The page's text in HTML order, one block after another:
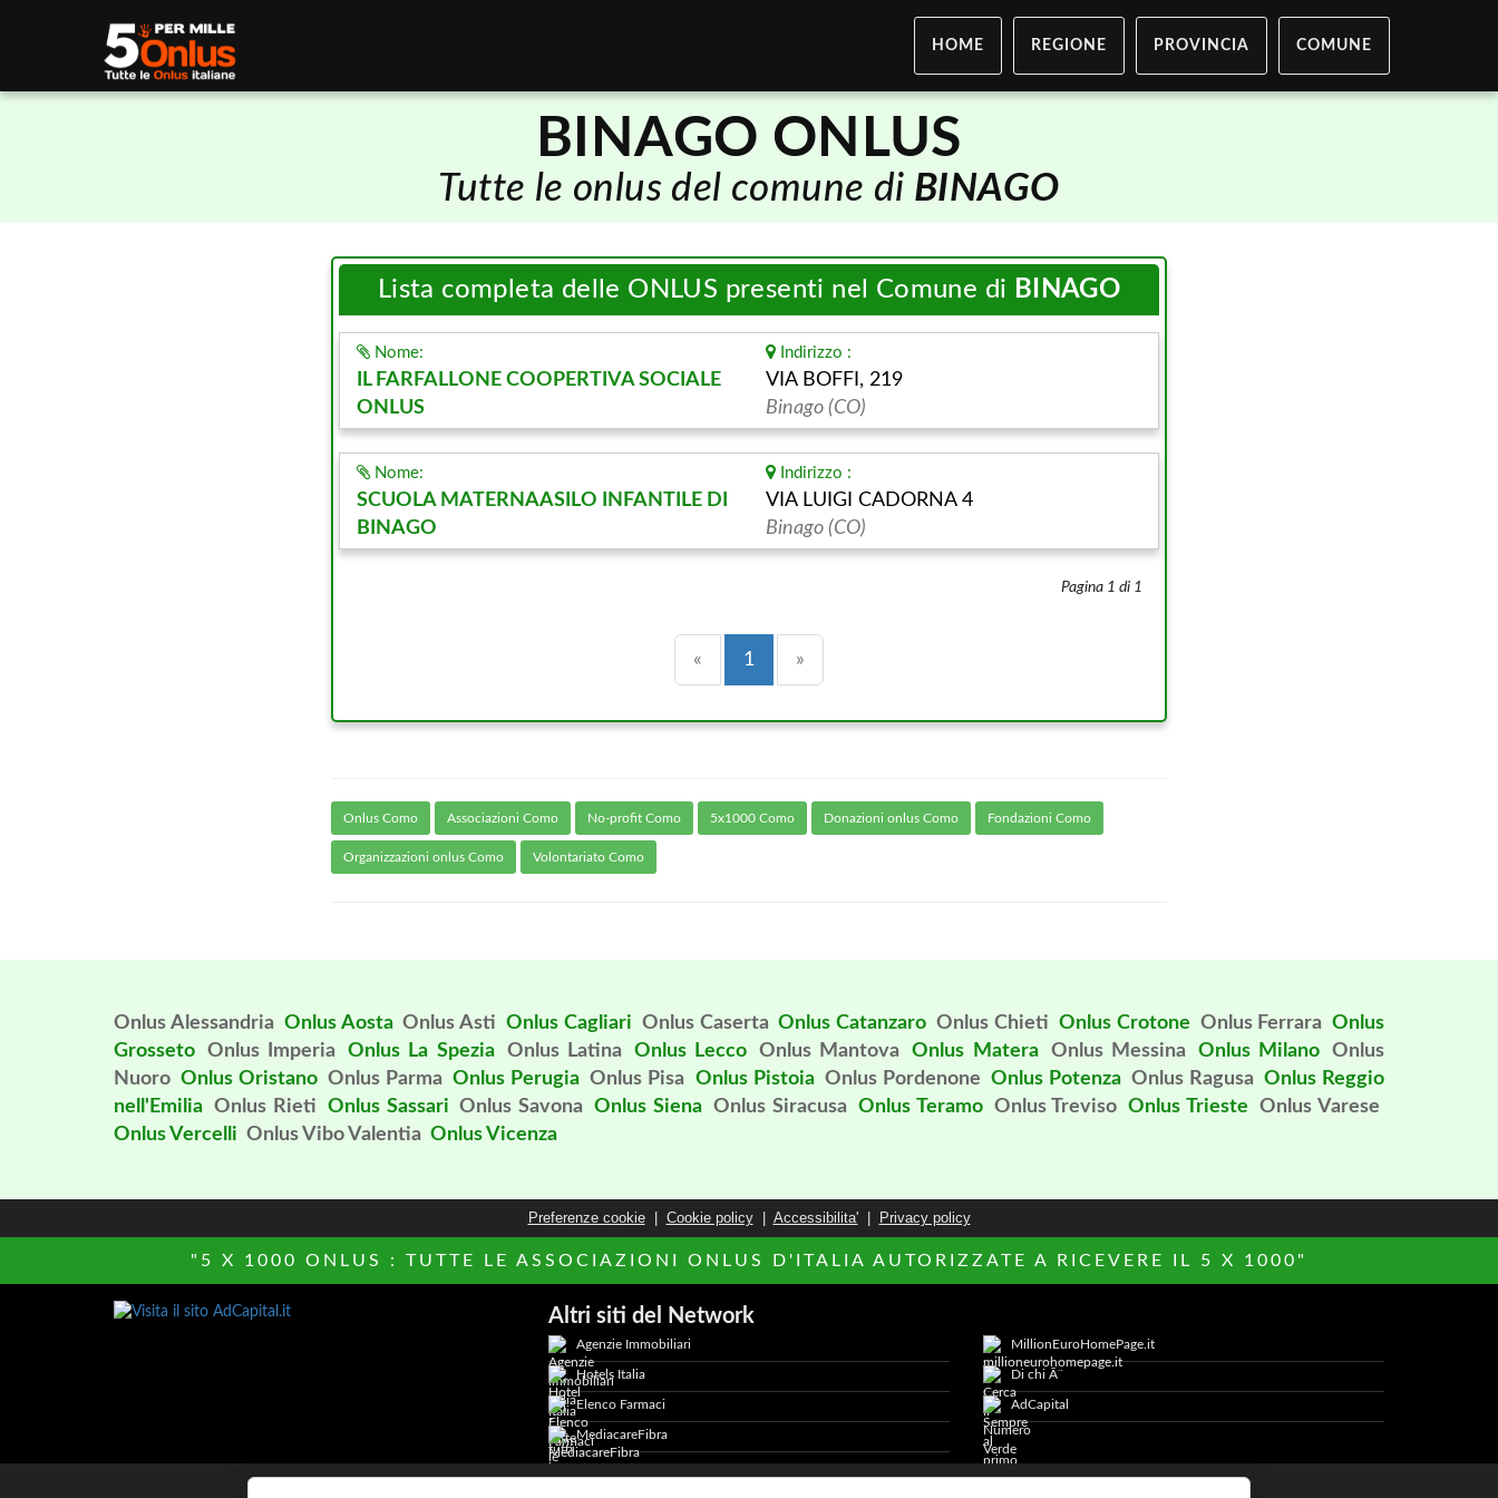
HOME REGIONE PROVINCIA COMUNE
BINAGO ONLUS
Tutte le onlus del comune di BINAGO
Lista completa delle ONLUS presenti nel Comune di BINAGO
Nome:
IL FARFALLONE COOPERTIVA SOCIALE
ONLUS
Indirizzo :
VIA BOFFI, 219
Binago (CO)
Nome:
SCUOLA MATERNAASILO INFANTILE DI
BINAGO
Indirizzo :
VIA LUIGI CADORNA 4
Binago (CO)
Pagina 1 di 1
« Precedente
1 (current)
»
Onlus Como Associazioni Como No-profit Como 5x1000 Como Donazioni onlus Como Fondazioni Como
Organizzazioni onlus Como Volontariato Como
Onlus Alessandria Onlus Aosta Onlus Asti Onlus Cagliari Onlus Caserta Onlus Catanzaro Onlus Chieti Onlus Crotone Onlus Ferrara Onlus
Grosseto
Onlus Imperia Onlus La Spezia Onlus Latina Onlus Lecco Onlus Mantova Onlus Matera Onlus Messina Onlus Milano
Onlus
Nuoro Onlus Oristano Onlus Parma Onlus Perugia Onlus Pisa Onlus Pistoia Onlus Pordenone Onlus Potenza Onlus Ragusa Onlus Reggio
nell'Emilia Onlus Rieti Onlus Sassari Onlus Savona Onlus Siena Onlus Siracusa Onlus Teramo Onlus Treviso Onlus Trieste
Onlus Varese
Onlus Vercelli Onlus Vibo Valentia Onlus Vicenza
Preferenze cookie| Cookie policy| Accessibilita'| Privacy policy
"5 X 1000 ONLUS : TUTTE LE ASSOCIAZIONI ONLUS D'ITALIA AUTORIZZATE A RICEVERE IL 5 X 1000"
Altri siti del Network
Agenzie Immobiliari MillionEuroHomePage.it
Hotels Italia Di chi Ã¨
Elenco Farmaci AdCapital
MediacareFibra